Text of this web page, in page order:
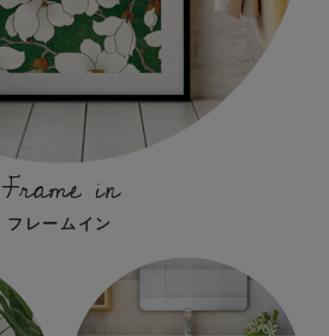
Frame in
フレームイン